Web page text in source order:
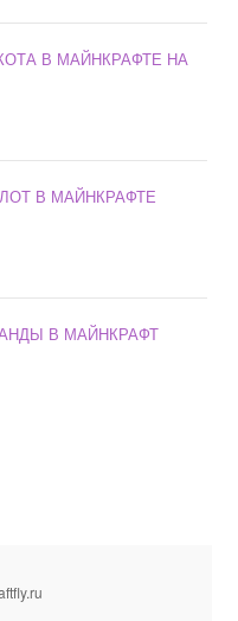
В МАЙНКРАФТЕ НА
В МАЙНКРАФТЕ
В МАЙНКРАФТ